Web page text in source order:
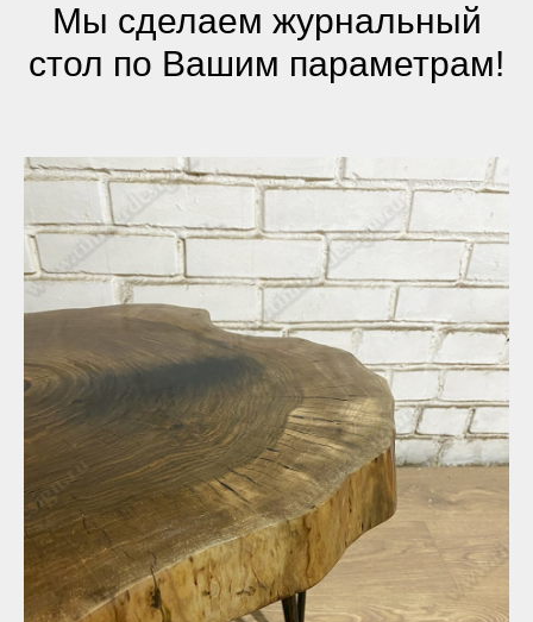
Мы сделаем журнальный
стол по Вашим параметрам!